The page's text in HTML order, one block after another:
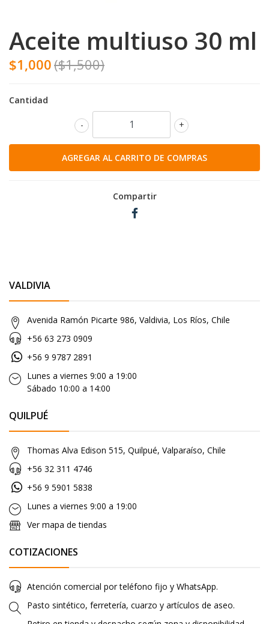
Aceite multiuso 30 ml
$1,000($1,500)
Cantidad
+
-
Compartir
VALDIVIA
Avenida Ramón Picarte 986, Valdivia, Los Ríos, Chile
+56 63 273 0909
+56 9 9787 2891
Lunes a viernes 9:00 a 19:00
Sábado 10:00 a 14:00
QUILPUÉ
Thomas Alva Edison 515, Quilpué, Valparaíso, Chile
+56 32 311 4746
+56 9 5901 5838
Lunes a viernes 9:00 a 19:00
Ver mapa de tiendas
COTIZACIONES
Atención comercial por teléfono fijo y WhatsApp.
Pasto sintético, ferretería, cuarzo y artículos de aseo.